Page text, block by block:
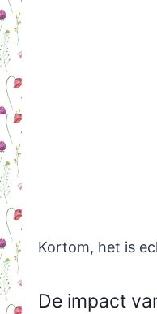
Kortom, het is
De impact